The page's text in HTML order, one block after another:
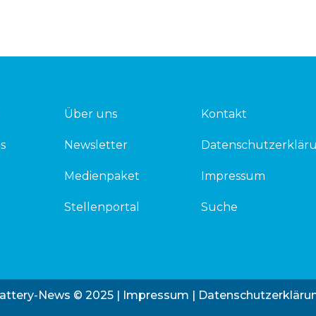
Über uns
Newsletter
Medienpaket
Stellenportal
Kontakt
Impressum
Suche
News © 2025 | Impressum |